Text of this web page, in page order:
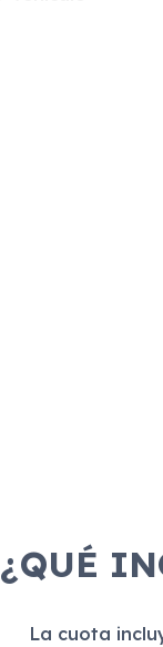
¿QUÉ
La cuota